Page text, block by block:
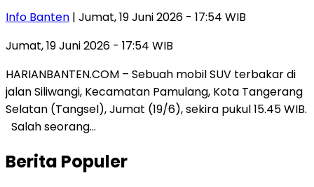
Info Banten | Jumat, 19 Juni 2026 - 17:54 WIB
Jumat, 19 Juni 2026 - 17:54 WIB
HARIANBANTEN.COM – Sebuah mobil SUV terbakar di
jalan Siliwangi, Kecamatan Pamulang, Kota Tangerang
Selatan (Tangsel), Jumat (19/6), sekira pukul 15.45 WIB.
Salah seorang…
Berita Populer